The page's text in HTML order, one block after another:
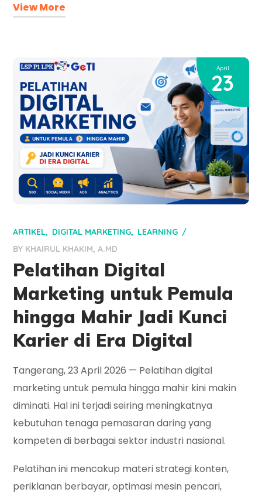
View More
April
23
ARTIKEL DIGITAL MARKETING
LEARNING
BY KHAIRUL KHAKIM, A.MD
Pelatihan Digital
Marketing untuk Pemula
hingga Mahir Jadi Kunci
Karier di Era Digital
Tangerang, 23 April 2026 — Pelatihan digital
marketing untuk pemula hingga mahir kini makin
diminati. Hal ini terjadi seiring meningkatnya
kebutuhan tenaga pemasaran daring yang
kompeten di berbagai sektor industri nasional.
Pelatihan ini mencakup materi strategi konten,
periklanan berbayar, optimasi mesin pencari,